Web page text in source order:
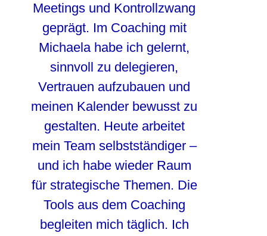
Meetings und Kontrollzwang
geprägt. Im Coaching mit
Michaela habe ich gelernt,
sinnvoll zu delegieren,
Vertrauen aufzubauen und
meinen Kalender bewusst zu
gestalten. Heute arbeitet
mein Team selbstständiger –
und ich habe wieder Raum
für strategische Themen. Die
Tools aus dem Coaching
begleiten mich täglich. Ich